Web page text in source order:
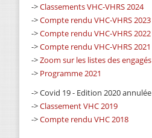
->Classements VHC-VHRS 2024
->Compte rendu VHC-VHRS 2023
->Compte rendu VHC-VHRS 2022
->Compte rendu VHC-VHRS 2021
->Zoom sur les listes des engagés
-> Programme 2021
-> Covid 19 - Edition 2020 annulée
->Classement VHC 2019
->Compte rendu VHC 2018